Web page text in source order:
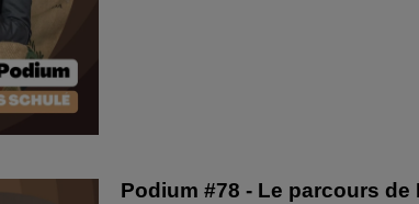
Podium #78 - Le parcours de